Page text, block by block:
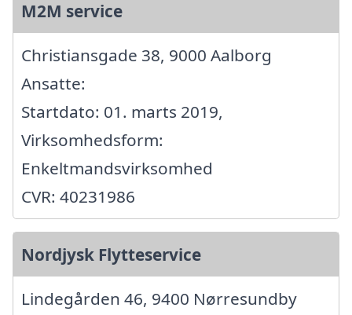
M2M service
Christiansgade 38, 9000 Aalborg
Ansatte:
Startdato: 01. marts 2019,
Virksomhedsform:
Enkeltmandsvirksomhed
CVR: 40231986
Nordjysk Flytteservice
Lindegården 46, 9400 Nørresundby